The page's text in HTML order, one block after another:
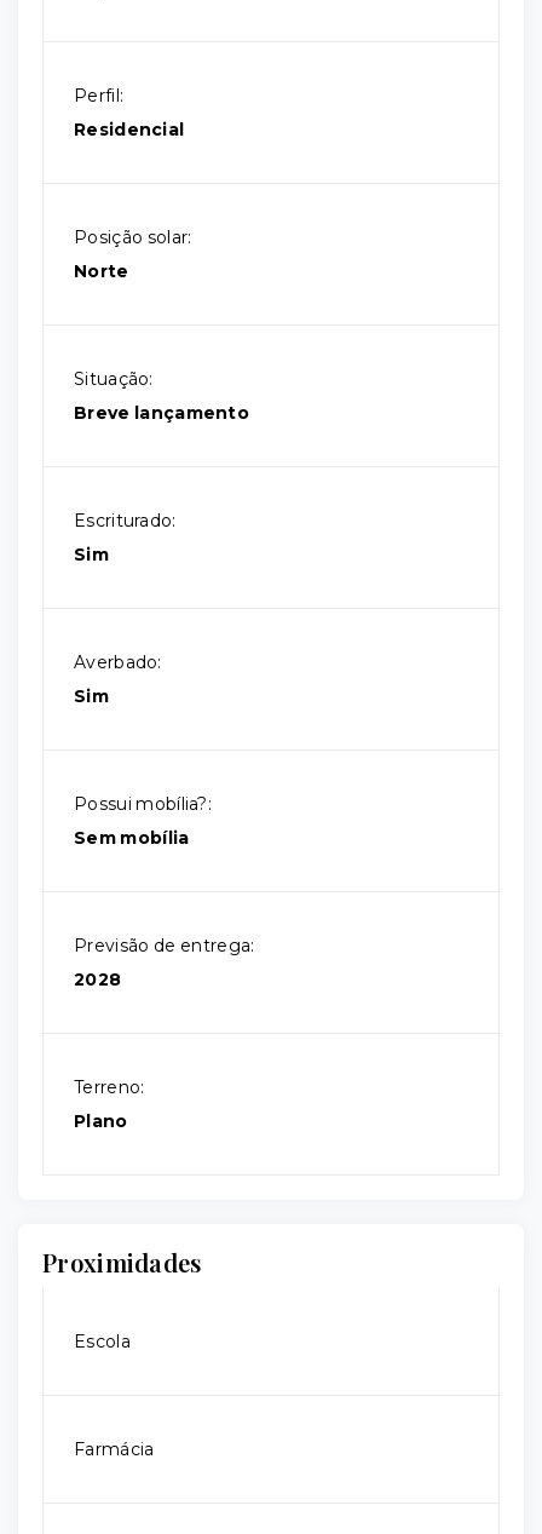
Perfil:
Residencial
Posição solar:
Norte
Situação:
Breve lançamento
Escriturado:
Sim
Averbado:
Sim
Possui mobília?:
Sem mobília
Previsão de entrega:
2028
Terreno:
Plano
Proximidades
Escola
Farmácia